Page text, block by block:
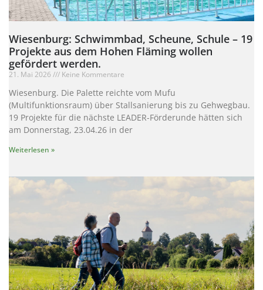
Wiesenburg: Schwimmbad, Scheune, Schule – 19
Projekte aus dem Hohen Fläming wollen
gefördert werden.
21. Mai 2026 Keine Kommentare
Wiesenburg. Die Palette reichte vom Mufu
(Multifunktionsraum) über Stallsanierung bis zu Gehwegbau.
19 Projekte für die nächste LEADER-Förderunde hätten sich
am Donnerstag, 23.04.26 in der
Weiterlesen »